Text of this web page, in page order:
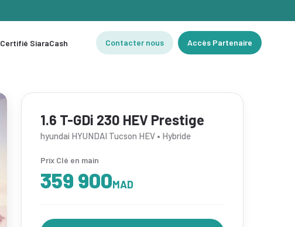
Certifié SiaraCash Contacter nous Accès Partenaire
1.6 T-GDi 230 HEV Prestige
hyundai HYUNDAI Tucson HEV • Hybride
Prix Clé en main
359 900MAD